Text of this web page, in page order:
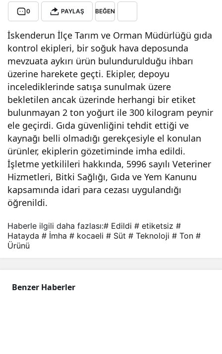
0 PAYLAŞ BEĞEN
İskenderun İlçe Tarım ve Orman Müdürlüğü gıda
kontrol ekipleri, bir soğuk hava deposunda
mevzuata aykırı ürün bulundurulduğu ihbarı
üzerine harekete geçti. Ekipler, depoyu
incelediklerinde satışa sunulmak üzere
bekletilen ancak üzerinde herhangi bir etiket
bulunmayan 2 ton yoğurt ile 300 kilogram peynir
ele geçirdi. Gıda güvenliğini tehdit ettiği ve
kaynağı belli olmadığı gerekçesiyle el konulan
ürünler, ekiplerin gözetiminde imha edildi.
İşletme yetkilileri hakkında, 5996 sayılı Veteriner
Hizmetleri, Bitki Sağlığı, Gıda ve Yem Kanunu
kapsamında idari para cezası uygulandığı
öğrenildi.
ton
süt
ürü
nü
imh
a
edil
di
Haberle ilgili daha fazlası:# Edildi # etiketsiz #
Hatayda # İmha # kocaeli # Süt # Teknoloji # Ton #
Ürünü
Benzer Haberler